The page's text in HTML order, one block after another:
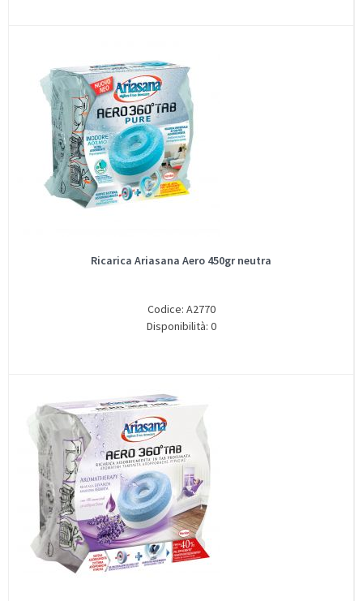
Ricarica Ariasana Aero 450gr neutra
Codice: A2770
Disponibilità: 0